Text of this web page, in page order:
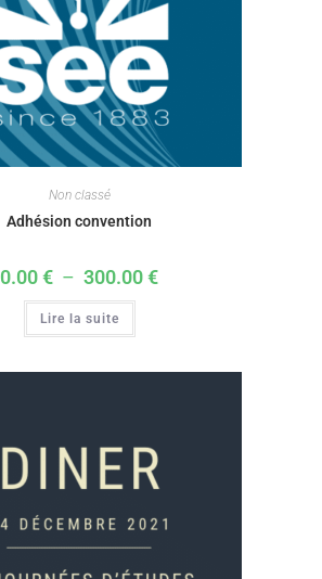
Non classé
Adhésion convention
0.00€ – 300.00€
Lire la suite